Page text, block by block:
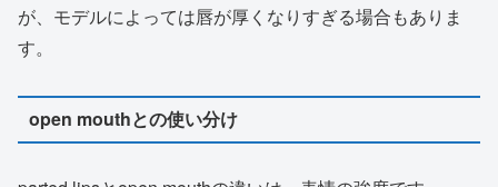
が、モデルによっては唇が厚くなりすぎる場合もありま
す。
open mouthとの使い分け